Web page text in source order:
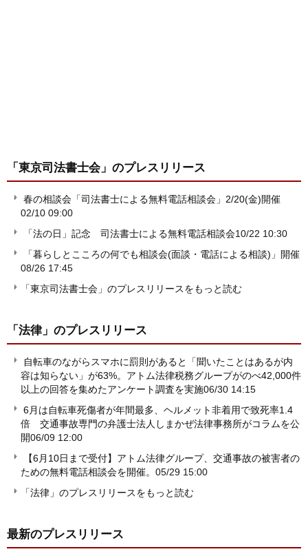
「東京司法書士会」 のプレスリリース
春の相談会「司法書士による無料電話相談会」2/20(金)開催
02/10 09:00
「法の日」記念 司法書士による無料電話相談会10/22 10:30
「暮らしとこころの何でも相談会(面談・電話による相談)」開催
08/26 17:45
「東京司法書士会」のプレスリリースをもっと読む
「法律」 のプレスリリース
自転車のながらスマホに罰則があると「聞いたことはあるが内
容は知らない」が63%。アトム法律税務グループがのべ42,000件
以上の回答を集めたアンケート調査を実施06/30 14:15
6月は自転車死傷者が年間最多、ヘルメット非着用で致死率1.4
倍 交通事故専門の弁護士法人しまかぜ法律事務所がコラムを公
開06/09 12:00
【6月10日まで受付】アトム法律グループ、交通事故の被害者の
ための無料電話相談会を開催。 05/29 15:00
「法律」のプレスリリースをもっと読む
最新のプレスリリース